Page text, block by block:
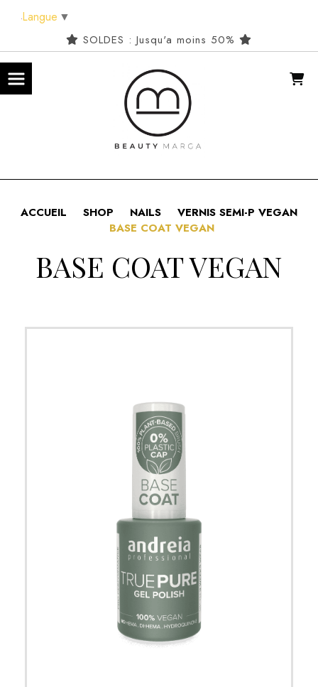
SOLDES : Jusqu'a moins 50%
ACCUEIL SHOP NAILS
VERNIS SEMI-P VEGAN
BASE COAT VEGAN
BASE COAT VEGAN
Langue ▼